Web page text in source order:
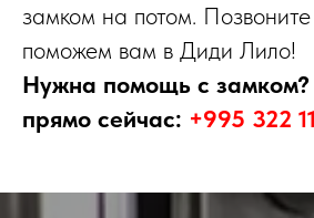
замком на потом.
поможем вам в Диди Лило!
Нужна помощь с замком?
прямо сейчас: +995 322